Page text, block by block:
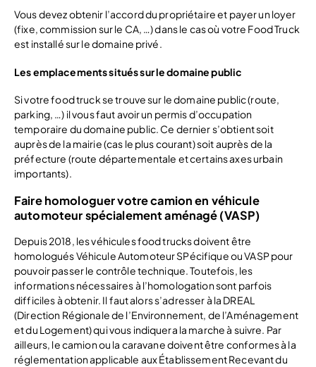
Vous devez obtenir l’accord du propriétaire et payer un loyer
(fixe, commission sur le CA, …) dans le cas où votre Food Truck
est installé sur le domaine privé.
Les emplacements situés sur le domaine public
Si votre food truck se trouve sur le domaine public (route,
parking, …) il vous faut avoir un permis d’occupation
temporaire du domaine public. Ce dernier s’obtient soit
auprès de la mairie (cas le plus courant) soit auprès de la
préfecture (route départementale et certains axes urbain
importants).
Faire homologuer votre camion en véhicule
automoteur spécialement aménagé (VASP)
Depuis 2018, les véhicules food trucks doivent être
homologués Véhicule Automoteur SPécifique ou VASP pour
pouvoir passer le contrôle technique. Toutefois, les
informations nécessaires à l’homologation sont parfois
difficiles à obtenir. Il faut alors s’adresser à la DREAL
(Direction Régionale de l’Environnement, de l’Aménagement
et du Logement) qui vous indiquera la marche à suivre. Par
ailleurs, le camion ou la caravane doivent être conformes à la
réglementation applicable aux Établissement Recevant du